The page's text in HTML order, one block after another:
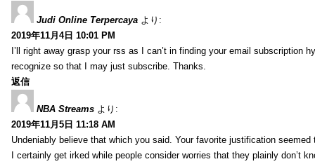
Judi Online Terpercaya より:
2019年11月4日 10:01 PM
I’ll right away grasp your rss as I can’t in finding your email subscription
recognize so that I may just subscribe. Thanks.
返信
NBA Streams より:
2019年11月5日 11:18 AM
Undeniably believe that which you said. Your favorite justification
I certainly get irked while people consider worries that they plainly don’t